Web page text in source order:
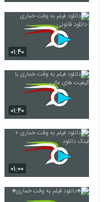
۰۱:۴۰
۰۱:۴۰
۰۱:۰۰